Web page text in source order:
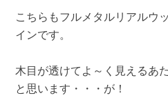
こちらもフルメタルリアルウ
インです。
木目が透けてよ～く見えるあ
と思います・・・が！